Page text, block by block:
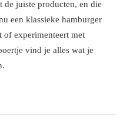
de juiste producten, en die
een klassieke hamburger
of experimenteert met
vind je alles wat je